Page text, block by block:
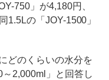
750」が4,180円、
1.5Lの「JOY-1500」
どのくらいの水分を
2,000ml」と回答し